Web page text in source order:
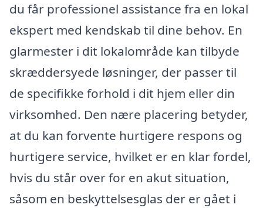
du får professionel assistance fra en lokal
ekspert med kendskab til dine behov. En
glarmester i dit lokalområde kan tilbyde
skræddersyede løsninger, der passer til
de specifikke forhold i dit hjem eller din
virksomhed. Den nære placering betyder,
at du kan forvente hurtigere respons og
hurtigere service, hvilket er en klar fordel,
hvis du står over for en akut situation,
såsom en beskyttelsesglas der er gået i